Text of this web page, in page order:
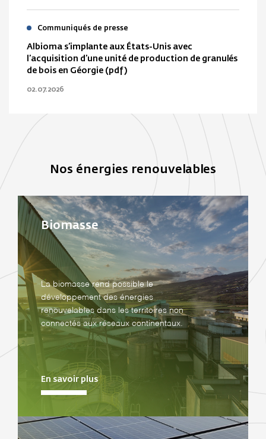
Communiqués de presse
Albioma s’implante aux États-Unis avec
l’acquisition d’une unité de production de granulés
de bois en Géorgie (pdf)
02.07.2026
Nos énergies renouvelables
Biomasse
La biomasse rend possible le
développement des énergies
renouvelables dans les territoires non
connectés aux réseaux continentaux.
En savoir plus